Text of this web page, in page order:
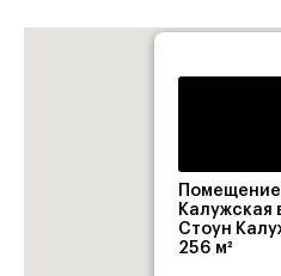
Калужская
Стоун
256 м²